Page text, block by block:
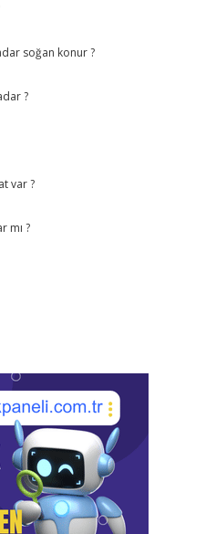
soğan konur ?
?
var ?
mı ?